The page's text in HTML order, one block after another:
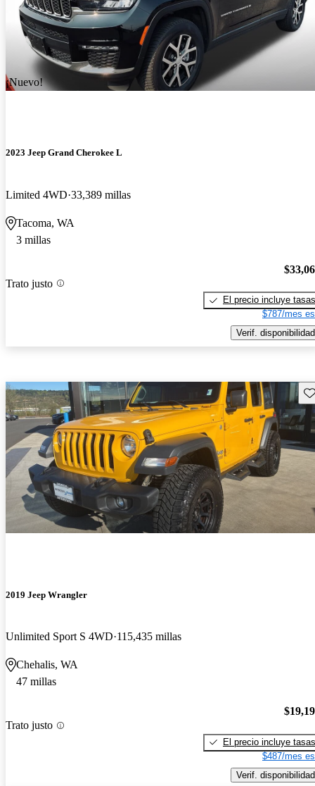
¡Nuevo!
2023 Jeep Grand Cherokee L
Limited 4WD 33,389 millas
Tacoma, WA
3 millas
Trato justo
El precio incluye tasas
$787/mes
Verif. disponibilidad
2019 Jeep Wrangler
Unlimited Sport S 4WD 115,435 millas
Chehalis, WA
47 millas
Trato justo
El precio incluye tasas
$487/mes
Verif. disponibilidad